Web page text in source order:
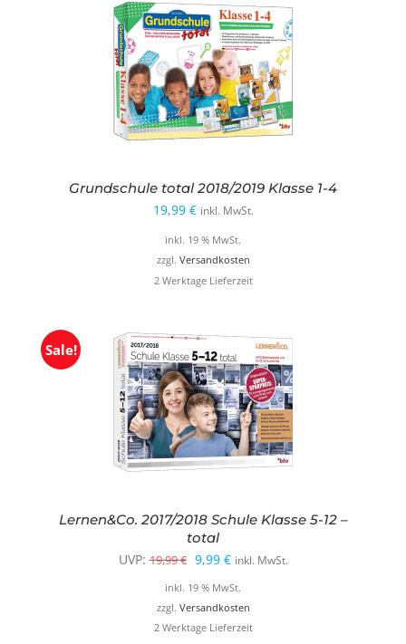
Grundschule total 2018/2019 Klasse 1-4
19,99 € inkl. MwSt.
inkl. 19 % MwSt.
zzgl. Versandkosten
2 Werktage Lieferzeit
Sale!
Lernen&Co. 2017/2018 Schule Klasse 5-12 –
total
UVP: 19,99€ Ursprünglicher
Preis
war:
19,99 €
9,99 €Aktueller
Preis
ist:
9,99 €.
inkl. MwSt.
inkl. 19 % MwSt.
zzgl. Versandkosten
2 Werktage Lieferzeit